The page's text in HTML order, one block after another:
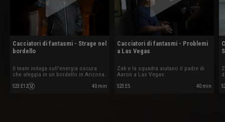
Cacciatori di fantasmi - Strage nel
bordello
Il team indaga sull'energia oscura
che aleggia in un bordello in Arizona.
S23:E12 40 min
Cacciatori di fantasmi - Problemi
a Las Vegas
Zak e la squadra aiutano il padre di
Aaron a Las Vegas.
S23:E5 40 min